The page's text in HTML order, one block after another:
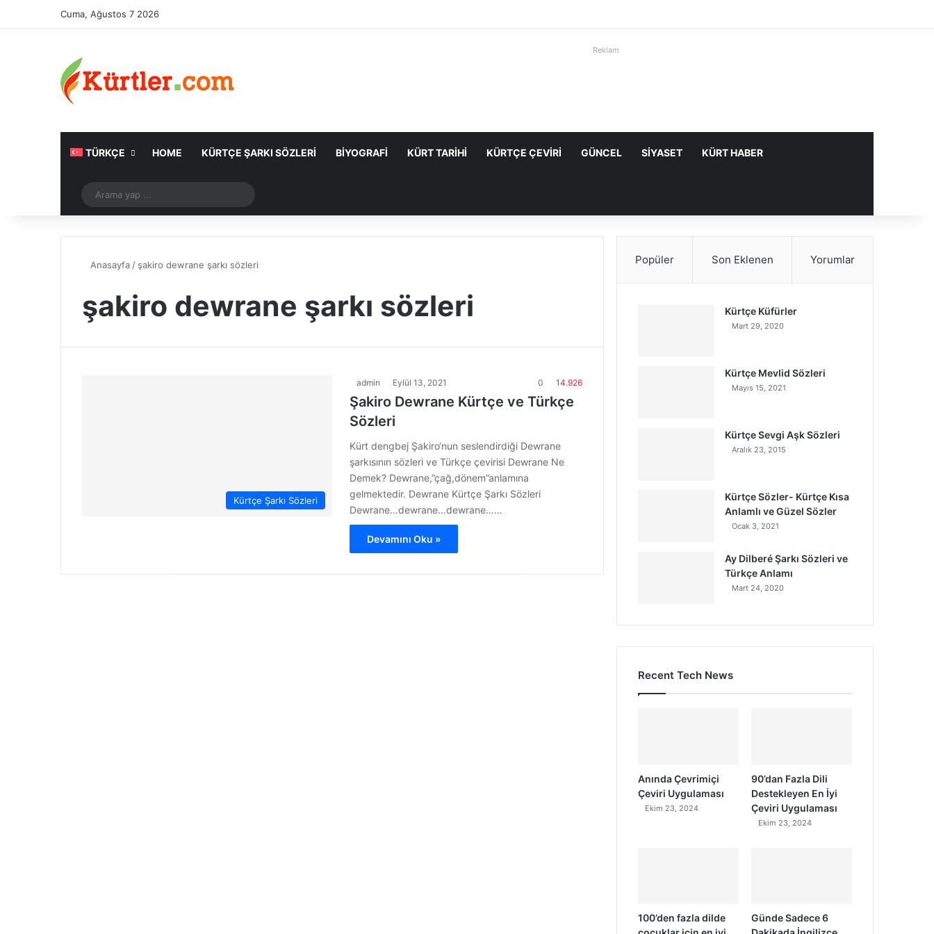
Cuma, Ağustos 7 2026
Reklam
TÜRKÇE HOME KÜRTÇE ŞARKI SÖZLERI BIYOGRAFI KÜRT TARIHI KÜRTÇE ÇEVIRI GÜNCEL SIYASET KÜRT HABER
Rastgele Makale
yap
Anasayfa / şakiro dewrane şarkı sözleri
şakiro dewrane şarkı sözleri
Kürtçe Şarkı Sözleri
admin Eylül 13, 2021 0 14.926
Şakiro Dewrane Kürtçe ve Türkçe
Sözleri
Kürt dengbej Şakiro‘nun seslendirdiği Dewrane
şarkısının sözleri ve Türkçe çevirisi Dewrane Ne
Demek? Dewrane,”çağ,dönem”anlamına
gelmektedir. Dewrane Kürtçe Şarkı Sözleri
Dewrane…dewrane…dewrane……
Devamını Oku »
Popüler Son Eklenen Yorumlar
Kürtçe Küfürler
Mart 29, 2020
Kürtçe Mevlid Sözleri
Mayıs 15, 2021
Kürtçe Sevgi Aşk Sözleri
Aralık 23, 2015
Kürtçe Sözler- Kürtçe Kısa
Anlamlı ve Güzel Sözler
Ocak 3, 2021
Ay Dilberé Şarkı Sözleri ve
Türkçe Anlamı
Mart 24, 2020
Recent Tech News
Anında Çevrimiçi
Çeviri Uygulaması
Ekim 23, 2024
90’dan Fazla Dili
Destekleyen En İyi
Çeviri Uygulaması
Ekim 23, 2024
100’den fazla dilde
Günde Sadece 6